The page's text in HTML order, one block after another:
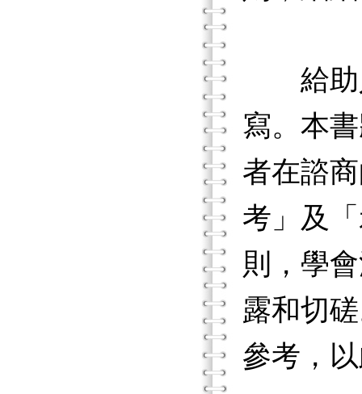
給助人
寫。本
者在諮
考」及
則，學
露和切
參考，